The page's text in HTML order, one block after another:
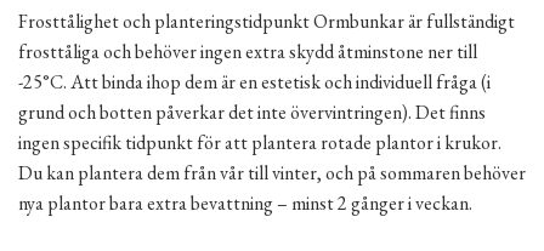
Frosttålighet och planteringstidpunkt Ormbunkar är fullständigt
frosttåliga och behöver ingen extra skydd åtminstone ner till
-25°C. Att binda ihop dem är en estetisk och individuell fråga (i
grund och botten påverkar det inte övervintringen). Det finns
ingen specifik tidpunkt för att plantera rotade plantor i krukor.
Du kan plantera dem från vår till vinter, och på sommaren behöver
nya plantor bara extra bevattning – minst 2 gånger i veckan.